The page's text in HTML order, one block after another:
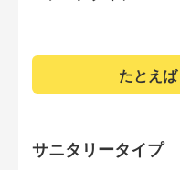
たとえば
サニタリータイプ